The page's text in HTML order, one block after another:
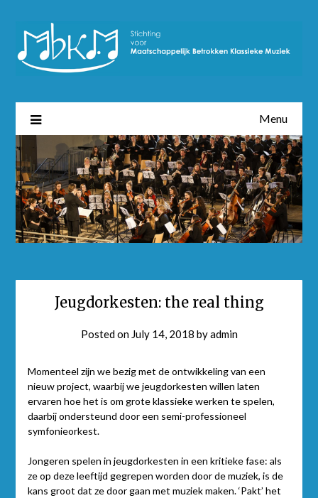
Menu
Jeugdorkesten: the real thing
Posted on July 14, 2018 byadmin
Momenteel zijn we bezig met de ontwikkeling van een
nieuw project, waarbij we jeugdorkesten willen laten
ervaren hoe het is om grote klassieke werken te spelen,
daarbij ondersteund door een semi-professioneel
symfonieorkest.
Jongeren spelen in jeugdorkesten in een kritieke fase: als
ze op deze leeftijd gegrepen worden door de muziek, is de
kans groot dat ze door gaan met muziek maken. ‘Pakt’ het